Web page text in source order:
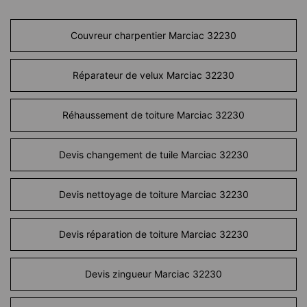
Couvreur charpentier Marciac 32230
Réparateur de velux Marciac 32230
Réhaussement de toiture Marciac 32230
Devis changement de tuile Marciac 32230
Devis nettoyage de toiture Marciac 32230
Devis réparation de toiture Marciac 32230
Devis zingueur Marciac 32230